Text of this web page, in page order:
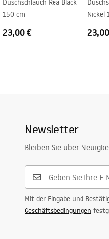
Duschschlauch Rea Black
150 cm
23,00 €
Nickel
Newsletter
Bleiben Sie über
Mit der Eingabe und
Geschäftsbedingungen